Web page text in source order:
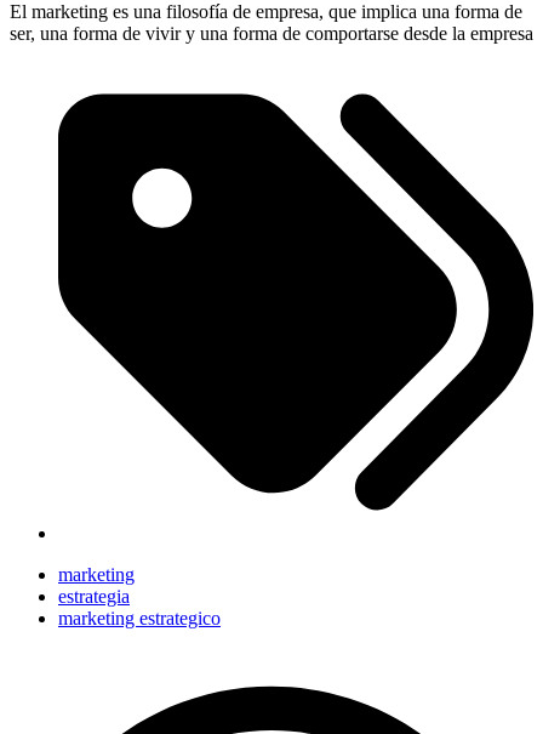
El marketing es una filosofía de empresa, que implica una forma de
ser, una forma de vivir y una forma de comportarse desde la empresa
marketing
estrategia
marketing estrategico